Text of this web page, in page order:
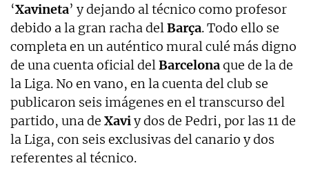
‘Xavineta’ y dejando al técnico como profesor
debido a la gran racha delBarça. Todo ello se
completa en un auténtico mural culé más digno
de una cuenta oficial delBarcelonaque de la de
la Liga. No en vano, en la cuenta del club se
publicaron seis imágenes en el transcurso del
partido, una de Xaviy dos de Pedri, por las 11 de
la Liga, con seis exclusivas del canario y dos
referentes al técnico.